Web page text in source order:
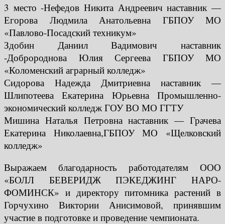
3 место -Нефедов Никита Андреевич наставник —
Егорова Людмила Анатольевна ГБПОУ МО
«Павлово-Посадский техникум»
Здобин Даниил Вадимович наставник
-Добророднова Юлия Сергеева ГБПОУ МО
«Коломенский аграрный колледж»
Сидорова Надежда Дмитриевна наставник —
Шлипотеева Екатерина Юрьевна Промышленно-
экономический колледж ГОУ ВО МО ГГТУ
Мишина Наталья Петровна наставник — Грачева
Екатерина Николаевна,ГБПОУ МО «Щелковский
колледж»
Выражаем благодарность работодателям ООО
«БОЛЛ БЕВЕРИДЖ ПЭКЕДЖИНГ НАРО-
ФОМИНСК» и директору питомника растений в
Горчухино Виктории Анисимовой, принявшим
участие в подготовке и проведение чемпионата.